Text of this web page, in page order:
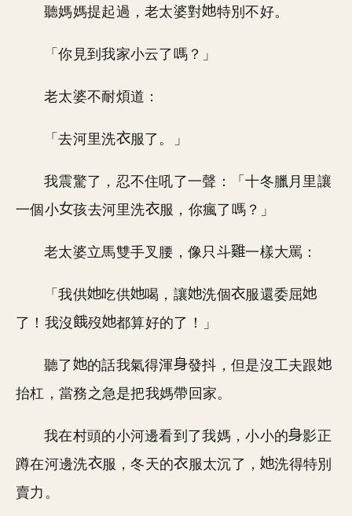
聽媽媽提起過，老太婆對 特別不好。
「你見到我家小云了嗎？」
老太婆不耐煩道：
「去河里洗 服了。」
我震驚了，忍不住吼了一聲：「十冬臘月里讓
一個小
孩去河里洗 服，你瘋了嗎？」
老太婆立馬雙手叉腰，像只斗 一樣大罵：
「我供 吃供 喝，讓 洗個
服還委屈
了！我沒
歿 都算好的了！」
聽了 的話我氣得渾
發抖，但是沒工夫跟
抬杠，當務之急是把我媽帶回家。
我在村頭的小河邊看到了我媽，小小的
影正
蹲在河邊洗
服，冬天的 服太沉了，
洗得特別
賣力。